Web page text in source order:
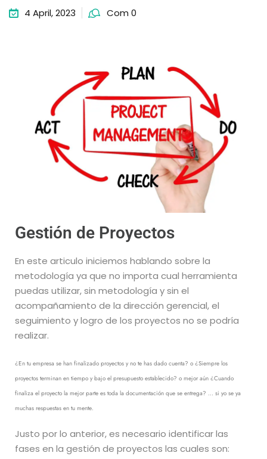
4 April, 2023 Com 0
Gestión de Proyectos
En este articulo iniciemos hablando sobre la
metodología ya que no importa cual herramienta
puedas utilizar, sin metodología y sin el
acompañamiento de la dirección gerencial, el
seguimiento y logro de los proyectos no se podría
realizar.
¿En tu empresa se han finalizado proyectos y no te has dado cuenta? o ¿Siempre los
proyectos terminan en tiempo y bajo el presupuesto establecido? o mejor aún ¿Cuando
finaliza el proyecto la mejor parte es toda la documentación que se entrega? … si yo se ya
muchas respuestas en tu mente.
Justo por lo anterior, es necesario identificar las
fases en la gestión de proyectos las cuales son: